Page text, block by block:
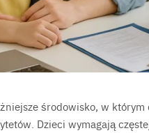
środowisko, w
Dzieci wymagają